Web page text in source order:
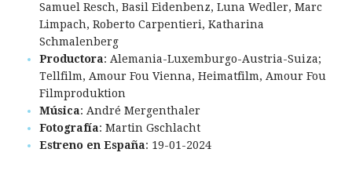
Samuel Resch, Basil Eidenbenz, Luna Wedler, Marc
Limpach, Roberto Carpentieri, Katharina
Schmalenberg
Productora: Alemania-Luxemburgo-Austria-Suiza;
Tellfilm, Amour Fou Vienna, Heimatfilm, Amour Fou
Filmproduktion
Música: André Mergenthaler
Fotografía: Martin Gschlacht
Estreno en España: 19-01-2024